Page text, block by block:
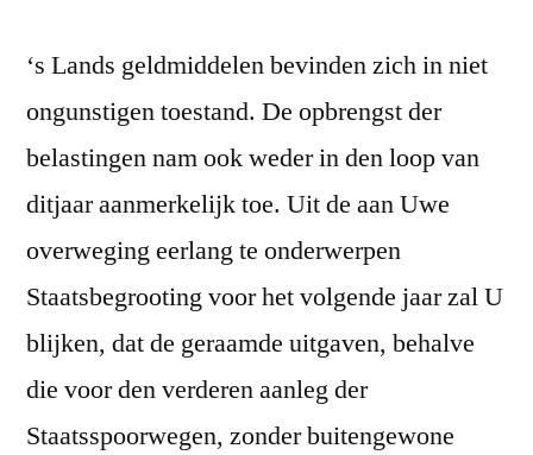
‘s Lands geldmiddelen bevinden zich in niet
ongunstigen toestand. De opbrengst der
belastingen nam ook weder in den loop van
ditjaar aanmerkelijk toe. Uit de aan Uwe
overweging eerlang te onderwerpen
Staatsbegrooting voor het volgende jaar zal U
blijken, dat de geraamde uitgaven, behalve
die voor den verderen aanleg der
Staatsspoorwegen, zonder buitengewone